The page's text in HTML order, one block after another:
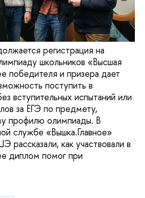
регистрация на
школьников «Высшая
победителя и призера дает
поступить в
вступительных испытаний или
за ЕГЭ по предмету,
профилю олимпиады. В
службе «Вышка.Главное»
как участвовали в
диплом помог при